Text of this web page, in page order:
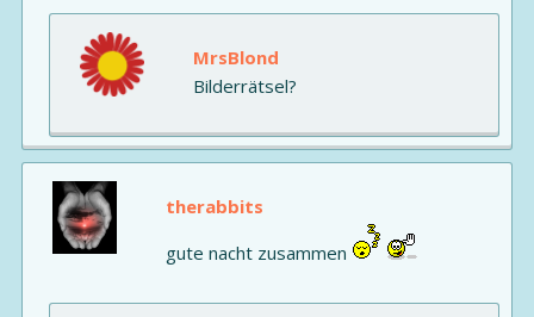
MrsBlond
Bilderrätsel?
therabbits
gute nacht zusammen